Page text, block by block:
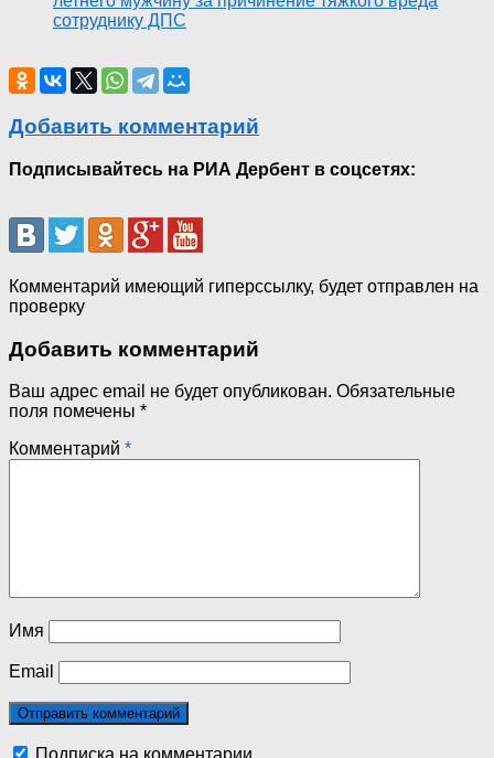
сотруднику ДПС
Добавить комментарий
Подписывайтесь на РИА Дербент в соцсетях:
Комментарий имеющий гиперссылку, будет отправлен на
проверку
Добавить комментарий
Ваш адрес email не будет опубликован. Обязательные
поля помечены *
Комментарий *
Имя
Email